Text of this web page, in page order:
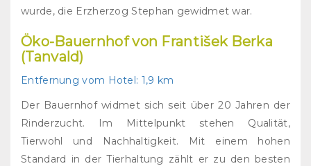
wurde, die Erzherzog Stephan gewidmet war.
Öko-Bauernhof von František Berka
(Tanvald)
Entfernung vom Hotel: 1,9 km
Der Bauernhof widmet sich seit über 20 Jahren der
Rinderzucht. Im Mittelpunkt stehen Qualität,
Tierwohl und Nachhaltigkeit. Mit einem hohen
Standard in der Tierhaltung zählt er zu den besten